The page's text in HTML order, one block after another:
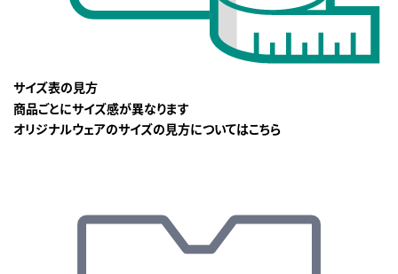
サイズ表の見方
商品ごとにサイズ感が異なります
オリジナルウェアのサイズの見方についてはこちら